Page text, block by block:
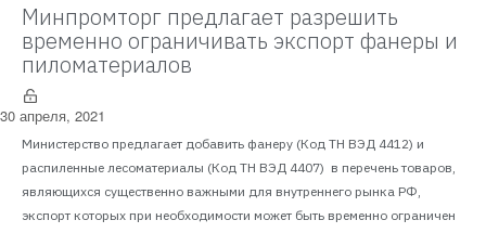
Минпромторг предлагает разрешить
временно ограничивать экспорт фанеры и
пиломатериалов
30 апреля, 2021
Министерство предлагает добавить фанеру (Код ТН ВЭД 4412) и
распиленные лесоматериалы (Код ТН ВЭД 4407) в перечень товаров,
являющихся существенно важными для внутреннего рынка РФ,
экспорт которых при необходимости может быть временно ограничен